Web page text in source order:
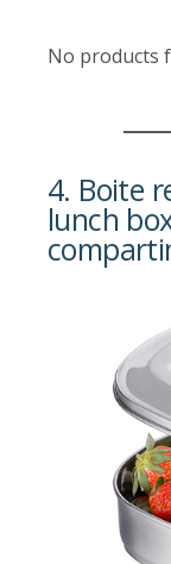
No products
4. Boite
lunch